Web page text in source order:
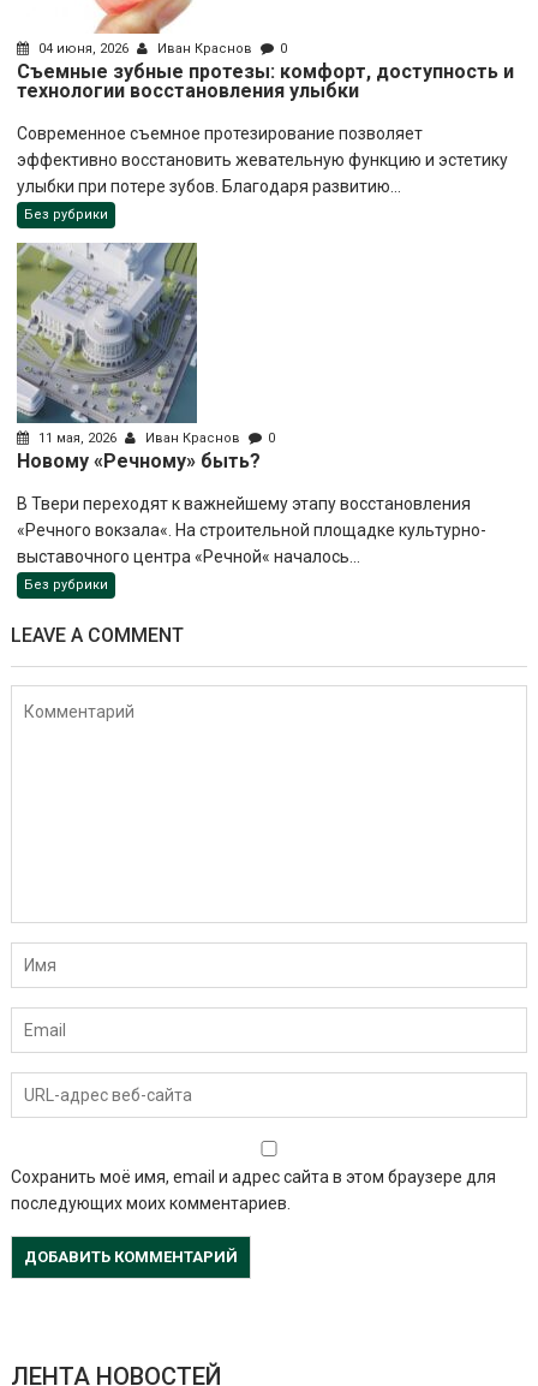
04 июня, 2026 Иван Краснов 0
Съемные зубные протезы: комфорт, доступность и
технологии восстановления улыбки
Современное съемное протезирование позволяет
эффективно восстановить жевательную функцию и эстетику
улыбки при потере зубов. Благодаря развитию...
Без рубрики
11 мая, 2026 Иван Краснов 0
Новому «Речному» быть?
В Твери переходят к важнейшему этапу восстановления
«Речного вокзала«. На строительной площадке культурно-
выставочного центра «Речной« началось...
Без рубрики
LEAVE A COMMENT
Сохранить моё имя, email и адрес сайта в этом браузере для
последующих моих комментариев.
ЛЕНТА НОВОСТЕЙ